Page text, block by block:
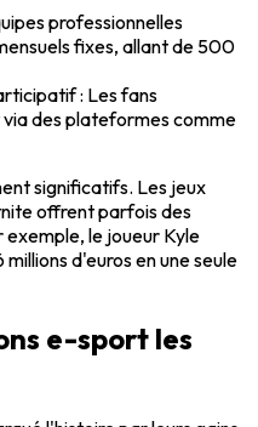
professionnelles
fixes, allant de 500
: Les fans
des plateformes comme
significatifs. Les jeux
offrent parfois des
exemple, le joueur Kyle
d'euros en une seule
e-sport les